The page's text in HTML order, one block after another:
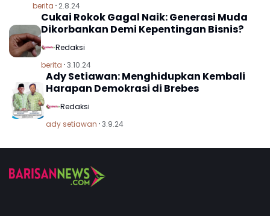
berita 2.8.24
Cukai Rokok Gagal Naik: Generasi Muda
Dikorbankan Demi Kepentingan Bisnis?
Redaksi
berita 3.10.24
Ady Setiawan: Menghidupkan Kembali
Harapan Demokrasi di Brebes
Redaksi
ady setiawan 3.9.24